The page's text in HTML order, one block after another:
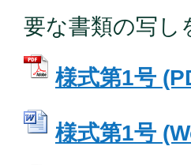
要な書類の写し
様式第1号
様式第1号